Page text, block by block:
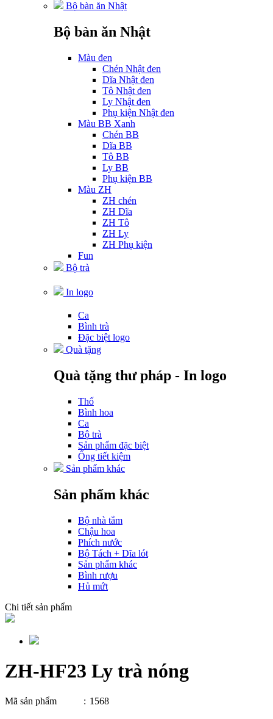
Bộ bàn ăn Nhật
Bộ bàn ăn Nhật
Màu đen
Chén Nhật đen
Dĩa Nhật đen
Tô Nhật đen
Ly Nhật đen
Phụ kiện Nhật đen
Màu BB Xanh
Chén BB
Dĩa BB
Tô BB
Ly BB
Phụ kiện BB
Màu ZH
ZH chén
ZH Dĩa
ZH Tô
ZH Ly
ZH Phụ kiện
Fun
Bộ trà
In logo
Ca
Bình trà
Đặc biệt logo
Quà tặng
Quà tặng thư pháp - In logo
Thố
Bình hoa
Ca
Bộ trà
Sản phẩm đặc biệt
Ống tiết kiệm
Sản phẩm khác
Sản phẩm khác
Bộ nhà tắm
Chậu hoa
Phích nước
Bộ Tách + Dĩa lót
Sản phẩm khác
Bình rượu
Hủ mứt
Chi tiết sản phẩm
ZH-HF23 Ly trà nóng
Mã sản phẩm : 1568